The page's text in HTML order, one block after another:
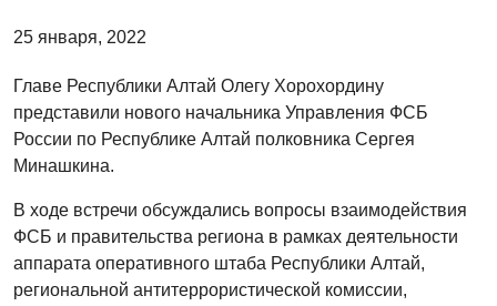
25 января, 2022
Главе Республики Алтай Олегу Хорохордину
представили нового начальника Управления ФСБ
России по Республике Алтай полковника Сергея
Минашкина.
В ходе встречи обсуждались вопросы взаимодействия
ФСБ и правительства региона в рамках деятельности
аппарата оперативного штаба Республики Алтай,
региональной антитеррористической комиссии,